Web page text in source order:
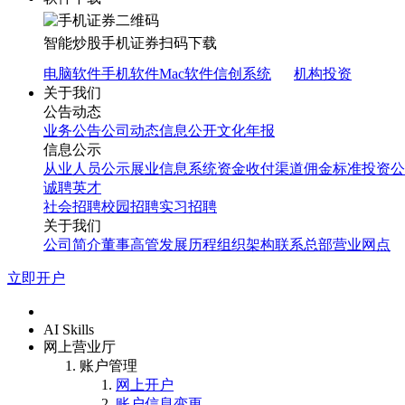
智能炒股手机证券扫码下载
电脑软件手机软件Mac软件信创系统
机构投资
关于我们
公告动态
业务公告公司动态信息公开文化年报
信息公示
从业人员公示展业信息系统资金收付渠道佣金标准投资
诚聘英才
社会招聘校园招聘实习招聘
关于我们
公司简介董事高管发展历程组织架构联系总部营业网点
立即开户
AI Skills
网上营业厅
账户管理
网上开户